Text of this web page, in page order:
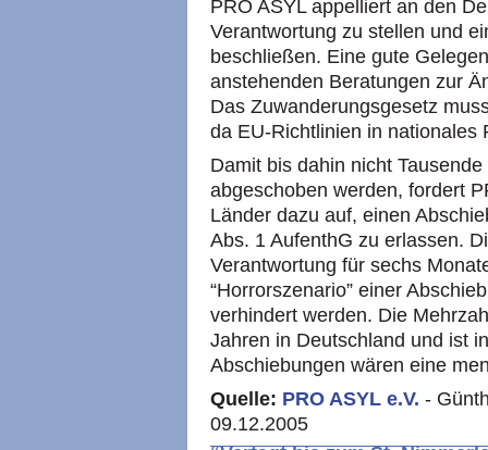
PRO ASYL appelliert an den
Verantwortung zu stellen und
beschließen. Eine gute
anstehenden Beratungen zur
Das Zuwanderungsgesetz
da EU-Richtlinien in nationales
Damit bis dahin nicht
abgeschoben werden, fordert
Länder dazu auf, einen
Abs. 1 AufenthG zu erlassen.
Verantwortung für sechs
“Horrorszenario” einer
verhindert werden. Die
Jahren in Deutschland und ist
Abschiebungen wären eine
Quelle: PRO ASYL e.V. -
09.12.2005